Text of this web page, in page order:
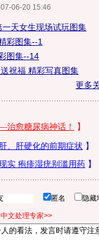
07-06-20 15:46
天女生现场试玩图集
彩图集--1
图集--14
祝福 精彩写真图集
更多
匿名 隐
文处理专家>>